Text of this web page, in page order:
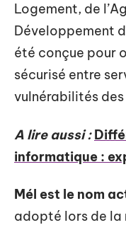
Logement, de
Développement
été conçue pour
sécurisé entre
vulnérabilités
A lire aussi :
informatique :
Mél est le nom
adopté lors de la